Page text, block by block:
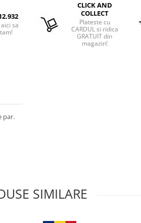
sa
CLICK AND
COLLECT
Plateste cu
CARDUL si ridica
GRATUIT din
magazin!
par.
SIMILARE